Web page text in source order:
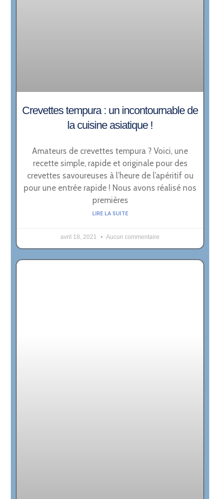
Crevettes tempura : un incontournable de
la cuisine asiatique !
Amateurs de crevettes tempura ? Voici, une
recette simple, rapide et originale pour des
crevettes savoureuses à l’heure de l’apéritif ou
pour une entrée rapide ! Nous avons réalisé nos
premières
LIRE LA SUITE
avril 18, 2021 Aucun commentaire